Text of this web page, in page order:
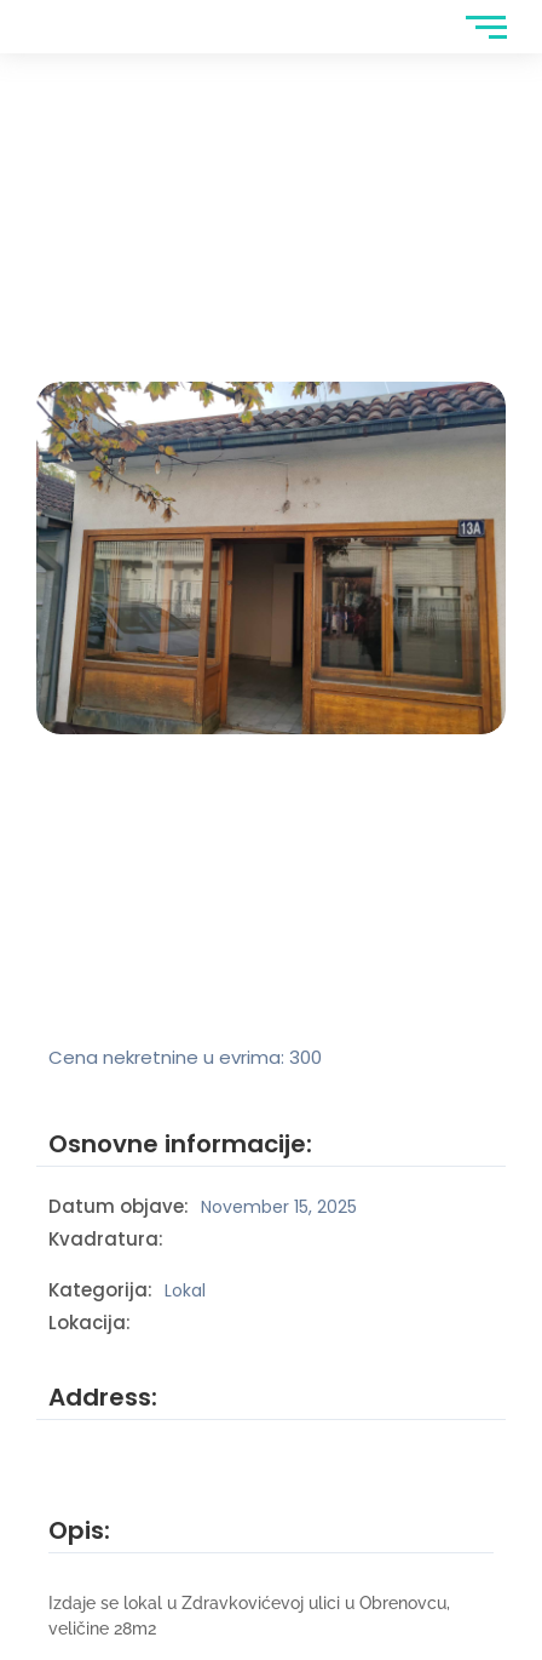
Cena nekretnine u evrima: 300
Osnovne informacije:
Datum objave: November 15, 2025
Kvadratura:
Kategorija: Lokal
Lokacija:
Address:
Opis:
Izdaje se lokal u Zdravkovićevoj ulici u Obrenovcu,
veličine 28m2